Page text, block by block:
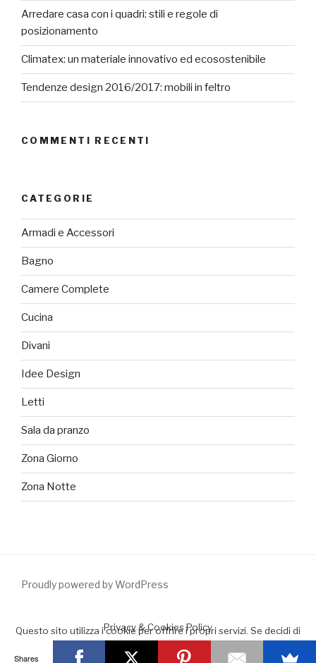
Arredare casa con i quadri: stili e regole di
posizionamento
Climatex: un materiale innovativo ed ecosostenibile
Tendenze design 2016/2017: mobili in feltro
COMMENTI RECENTI
CATEGORIE
Armadi e Accessori
Bagno
Camere Complete
Cucina
Divani
Idee Design
Letti
Sala da pranzo
Zona Giorno
Zona Notte
Proudly powered by WordPress
Questo sito utilizza i cookie per offrire i propri servizi. Se decidi di
continuare la navigazione consideriamo che accetti il loro uso.
Privacy & Cookies Policy
Shares